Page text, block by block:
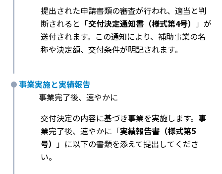
提出された申請書類の審査が行われ、適当と判
断されると「交付決定通知書（様式第4号） 」が
送付されます。この通知により、補助事業の名
称や決定額、交付条件が明記されます。
事業実施と実績報告
事業完了後、速やかに
交付決定の内容に基づき事業を実施します。事
業完了後、速やかに「実績報告書（様式第5
号） 」に以下の書類を添えて提出してくださ
い。